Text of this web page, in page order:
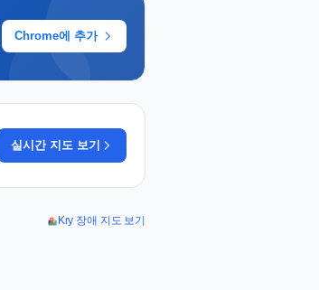
Chrome에 추가
실시간 지도 보기
Kry 장애 지도 보기